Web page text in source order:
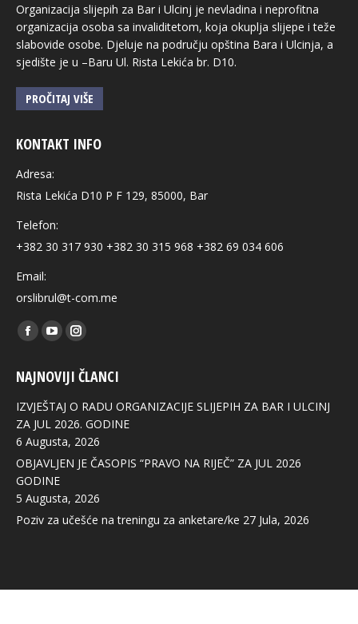
Organizacija slijepih za Bar i Ulcinj je nevladina i neprofitna
organizacija osoba sa invaliditetom, koja okuplja slijepe i teže
slabovide osobe. Djeluje na području opština Bara i Ulcinja, a
sjedište je u –Baru Ul. Rista Lekića br. D10.
PROČITAJ VIŠE
KONTAKT INFO
Adresa:
Rista Lekića D10 P F 129, 85000, Bar
Telefon:
+382 30 317 930 +382 30 315 968 +382 69 034 606
Email:
orslibrul@t-com.me
Find us on:
Facebook
opens
in
new
window
YouTube
opens
in
new
window
Instagram
opens
in
new
window
NAJNOVIJI ČLANCI
IZVJEŠTAJ O RADU ORGANIZACIJE SLIJEPIH ZA BAR I ULCINJ
ZA JUL 2026. GODINE
6 Augusta, 2026
OBJAVLJEN JE ČASOPIS “PRAVO NA RIJEČ” ZA JUL 2026
GODINE
5 Augusta, 2026
Poziv za učešće na treningu za anketare/ke 27 Jula, 2026